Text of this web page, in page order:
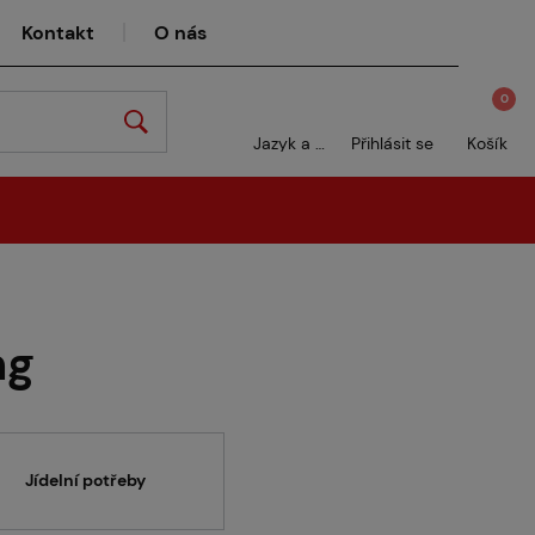
Kontakt O nás
Jazyk a měna Přihlásit se
0
Košík
Jídelní potřeby